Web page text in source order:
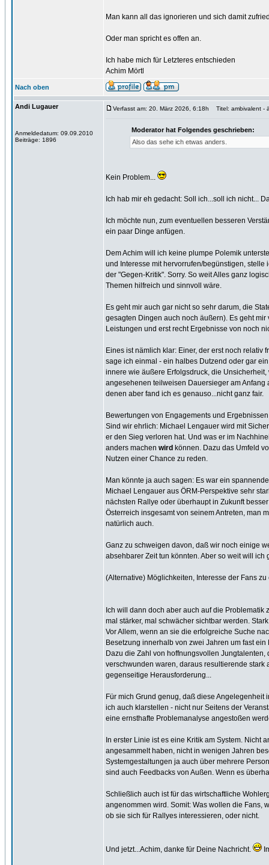
Man kann all das ignorieren und sich damit
Oder man spricht es offen an.
Ich habe mich für Letzteres entschieden
Achim Mörtl
Nach oben
Andi Lugauer
Anmeldedatum: 09.09.2010
Beiträge: 1896
Verfasst am: 20. März 2026, 6:18h Titel: ambivalent -
Moderator hat Folgendes geschrieben:
Also das sehe ich etwas anders.
Kein Problem...
Ich hab mir eh gedacht: Soll ich...soll ich nicht...
Ich möchte nun, zum eventuellen besseren
ein paar Dinge anfügen.
Dem Achim will ich keine plumpe Polemik
und Interesse mit hervorrufen/begünstigen,
der "Gegen-Kritik". Sorry. So weit Alles ganz
Themen hilfreich und sinnvoll wäre.
Es geht mir auch gar nicht so sehr darum, die
gesagten Dingen auch noch äußern). Es geht
Leistungen und erst recht Ergebnisse von noch
Eines ist nämlich klar: Einer, der erst noch relativ
sage ich einmal - ein halbes Dutzend oder gar
innere wie äußere Erfolgsdruck, die
angesehenen teilweisen Dauersieger am
denen aber fand ich es genauso...nicht ganz fair.
Bewertungen von Engagements und
Sind wir ehrlich: Michael Lengauer wird mit
er den Sieg verloren hat. Und was er im
anders machen wird können. Dazu das Umfeld
Nutzen einer Chance zu reden.
Man könnte ja auch sagen: Es war ein
Michael Lengauer aus ÖRM-Perspektive sehr
nächsten Rallye oder überhaupt in Zukunft
Österreich insgesamt von seinem Antreten, man
natürlich auch.
Ganz zu schweigen davon, daß wir noch einige
absehbarer Zeit tun könnten. Aber so weit will ich
(Alternative) Möglichkeiten, Interesse der Fans
Ich will dann doch aber auch auf die
mal stärker, mal schwächer sichtbar werden.
Vor Allem, wenn an sie die erfolgreiche Suche
Besetzung innerhalb von zwei Jahren um fast
Dazu die Zahl von hoffnungsvollen
verschwunden waren, daraus resultierende
gegenseitige Herausforderung...
Für mich Grund genug, daß diese
ich auch klarstellen - nicht nur Seitens der
eine ernsthafte Problemanalyse angestoßen
In erster Linie ist es eine Kritik am System.
angesammelt haben, nicht in wenigen Jahren
Systemgestaltungen ja auch über mehrere
sind auch Feedbacks von Außen. Wenn es
Schließlich auch ist für das wirtschaftliche
angenommen wird. Somit: Was wollen die Fans,
ob sie sich für Rallyes interessieren, oder nicht.
Und jetzt...Achim, danke für Deine Nachricht.